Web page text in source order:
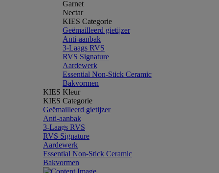
Garnet
Nectar
KIES Categorie
Geëmailleerd gietijzer
Anti-aanbak
3-Laags RVS
RVS Signature
Aardewerk
Essential Non-Stick Ceramic
Bakvormen
KIES Kleur
KIES Categorie
Geëmailleerd gietijzer
Anti-aanbak
3-Laags RVS
RVS Signature
Aardewerk
Essential Non-Stick Ceramic
Bakvormen